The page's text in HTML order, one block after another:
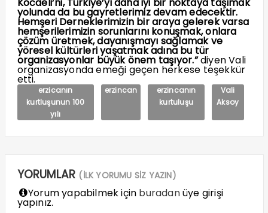
Kocaeli’ni, Türkiye’yi daha iyi bir noktaya taşımak
yolunda da bu gayretlerimiz devam edecektir.
Hemşeri Derneklerimizin bir araya gelerek varsa
hemşerilerimizin sorunlarını konuşmak, onlara
çözüm üretmek, dayanışmayı sağlamak ve
yöresel kültürleri yaşatmak adına bu tür
organizasyonlar büyük önem taşıyor.”diyen Vali
organizasyonda emeği geçen herkese teşekkür
etti.
erzicanın
kurtluşunun 100
yılı
erzincan
erzincanın
kurtuluşu
Vali
Aksoy
YORUMLAR (İLK YORUMU SİZ YAZIN)
Yorum yapabilmek için buradanüye girişi
yapınız.